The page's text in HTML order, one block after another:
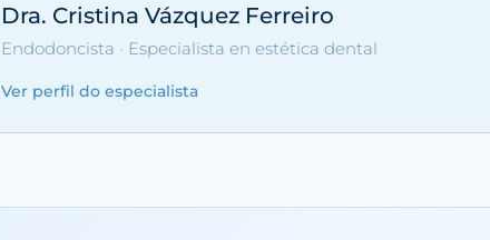
Dra. Cristina Vázquez Ferreiro
Endodoncista · Especialista en estética dental
Ver perfil do especialista